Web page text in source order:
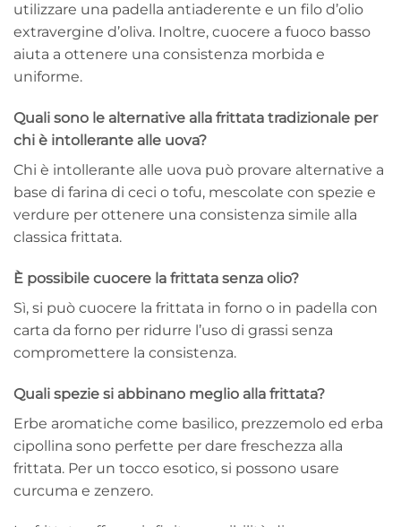
utilizzare una padella antiaderente e un filo d’olio
extravergine d’oliva. Inoltre, cuocere a fuoco basso
aiuta a ottenere una consistenza morbida e
uniforme.
Quali sono le alternative alla frittata tradizionale per
chi è intollerante alle uova?
Chi è intollerante alle uova può provare alternative a
base di farina di ceci o tofu, mescolate con spezie e
verdure per ottenere una consistenza simile alla
classica frittata.
È possibile cuocere la frittata senza olio?
Sì, si può cuocere la frittata in forno o in padella con
carta da forno per ridurre l’uso di grassi senza
compromettere la consistenza.
Quali spezie si abbinano meglio alla frittata?
Erbe aromatiche come basilico, prezzemolo ed erba
cipollina sono perfette per dare freschezza alla
frittata. Per un tocco esotico, si possono usare
curcuma e zenzero.